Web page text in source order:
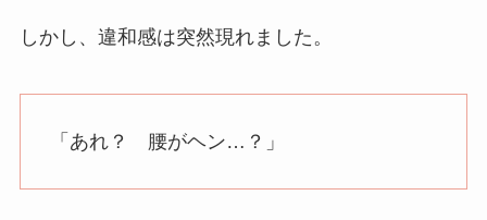
しかし、違和感は突然現れました。
「あれ？ 腰がヘン…？」